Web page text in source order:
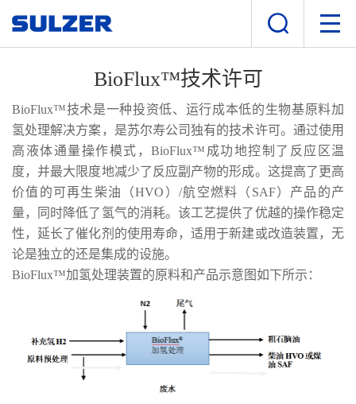
BioFlux™技术许可
BioFlux™技术是一种投资低、运行成本低的生物基原料加
氢处理解决方案，是苏尔寿公司独有的技术许可。通过使用
高液体通量操作模式，BioFlux™成功地控制了反应区温
度，并最大限度地减少了反应副产物的形成。这提高了更高
价值的可再生柴油（HVO）/航空燃料（SAF）产品的产
量，同时降低了氢气的消耗。该工艺提供了优越的操作稳定
性，延长了催化剂的使用寿命，适用于新建或改造装置，无
论是独立的还是集成的设施。
BioFlux™加氢处理装置的原料和产品示意图如下所示：